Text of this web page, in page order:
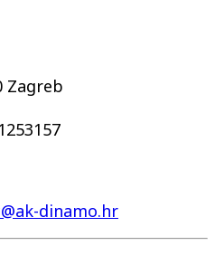
Zagreb
dinamo.hr